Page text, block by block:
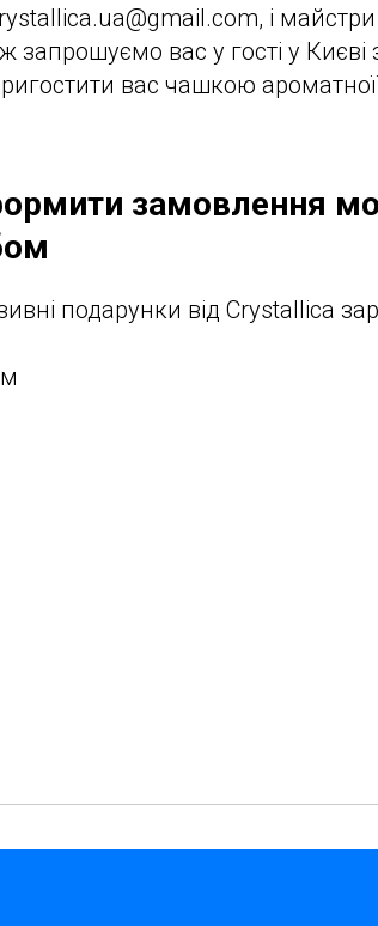
і
вас у гості у Києві
вас чашкою ароматної
замовлення
подарунки від Crystallica